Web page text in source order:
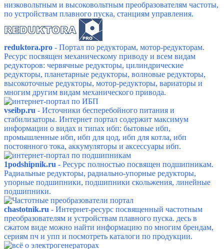
низковольтным и высоковольтным преобразователям частоты,
по устройствам плавного пуска, станциям управления.
reduktora.pro - Портал по редукторам, мотор-редукторам.
Ресурс посвящен механическому приводу и всем видам
редукторов: червячные редукторы, цилиндрические
редукторы, планетарные редукторы, волновые редукторы,
высокоточные редукторы, мотор-редукторы, вариаторы и
многим другим видам механического привода.
vseibp.ru - Источники бесперебойного питания и
стабилизаторы. Интернет портал содержит максимум
информации о видах и типах ибп: бытовые ибп,
промышленные ибп, ибп для цод, ибп для котла, ибп
постоянного тока, аккумуляторы и аксессуары ибп.
1podshipnik.ru - Ресурс полностью посвящен подшипникам.
Радиальные редукторы, радиально-упорные редукторы,
упорные подшипники, подшипники скольжения, линейные
подшипники.
chastotnik.ru - Интернет-ресурс посвященный частотным
преобразователям и устройствам плавного пуска. десь в
сжатом виде можно найти информацию по многим брендам,
сериям пч и упп и посмотреть каталоги по продукции.